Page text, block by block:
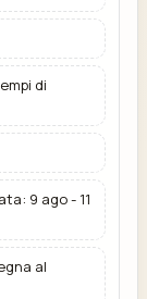
di
9 ago - 11
al